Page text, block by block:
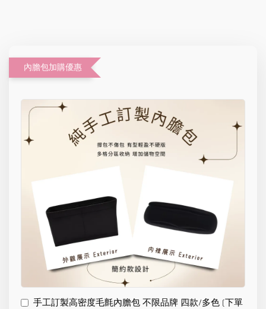
內膽包加購優惠
手工訂製高密度毛氈內膽包 不限品牌 四款/多色 (下單